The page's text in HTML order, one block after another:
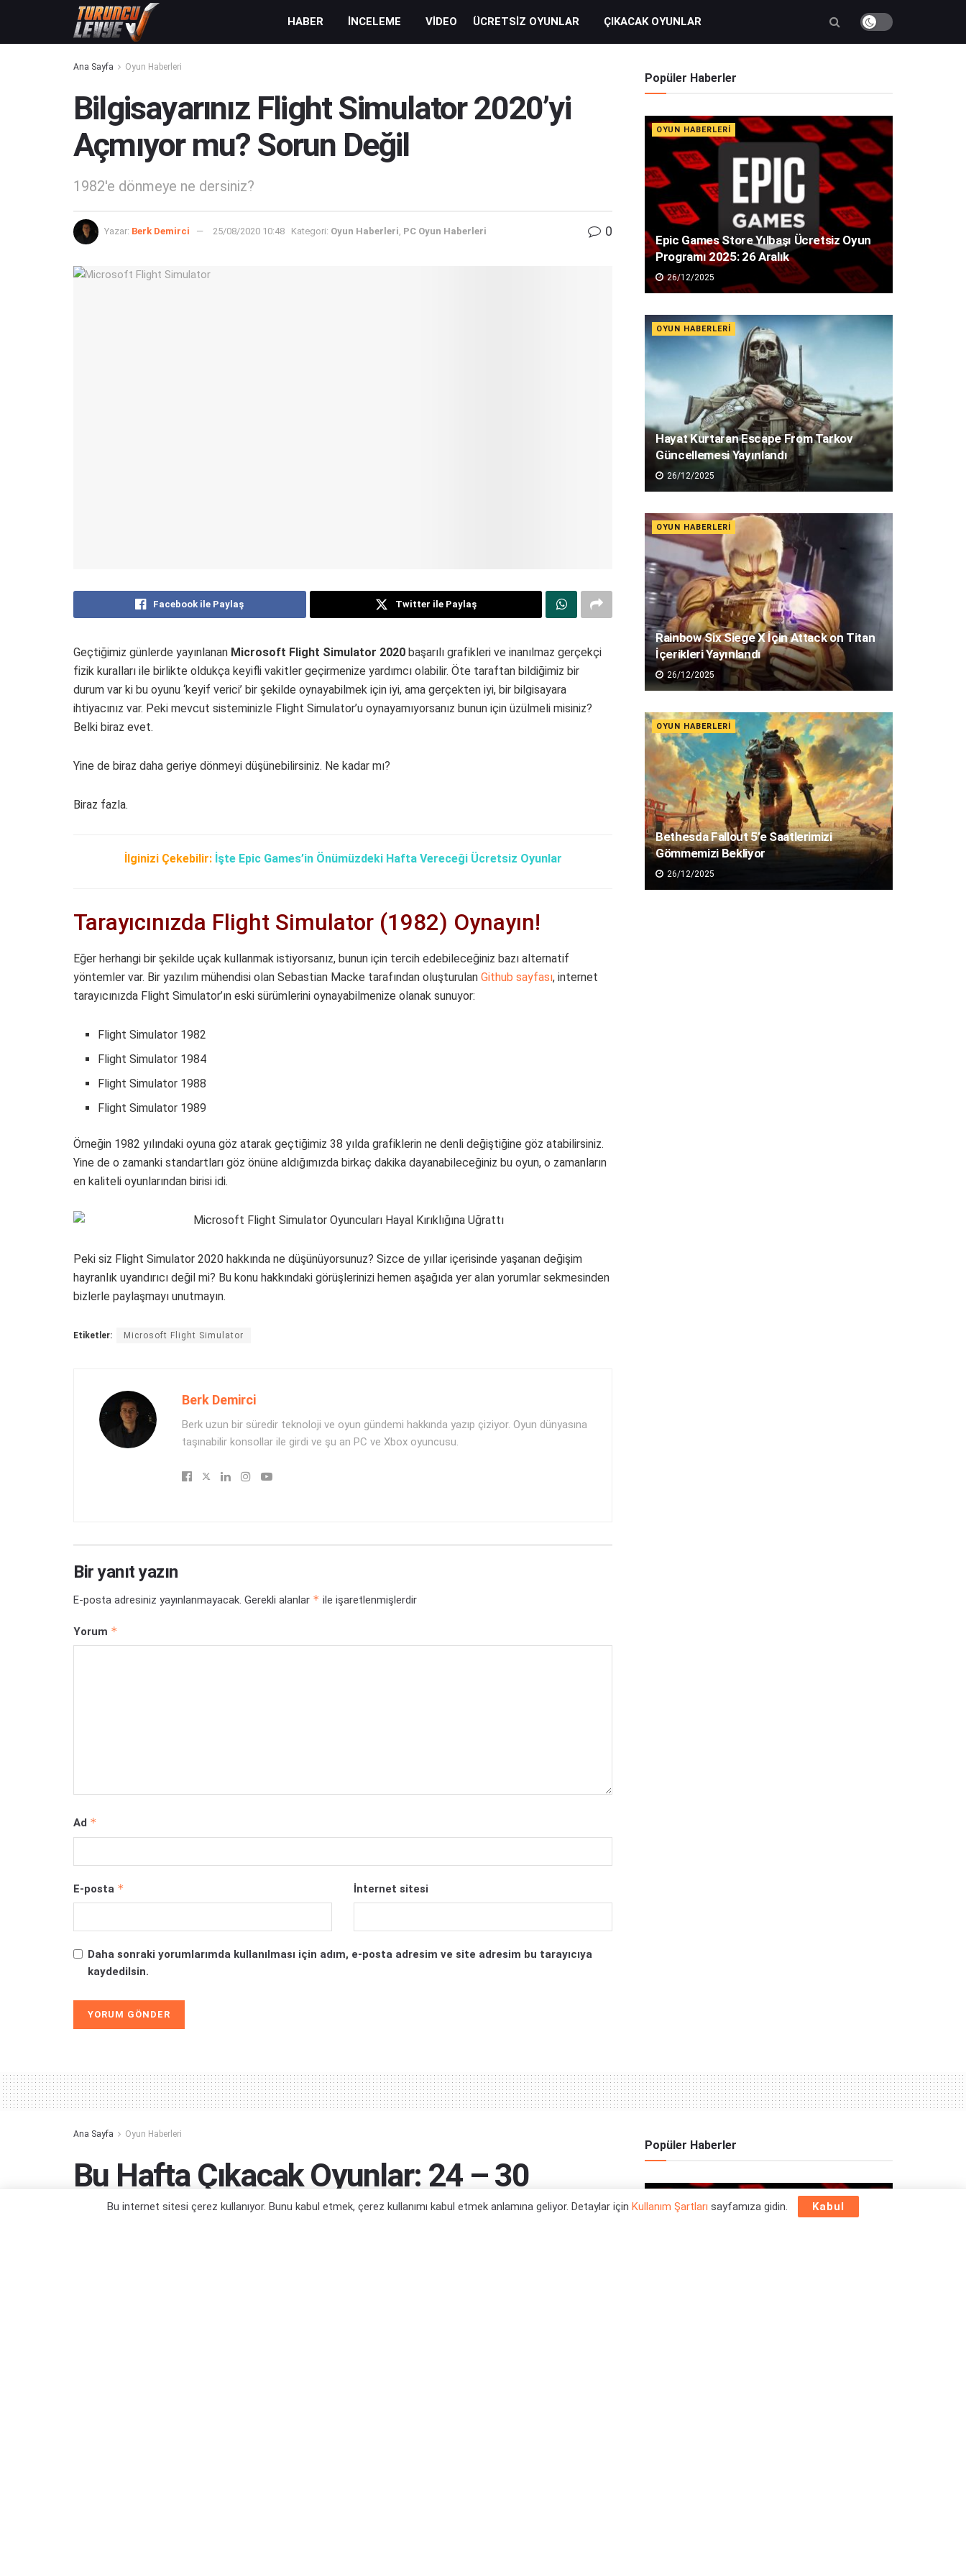
HABER İNCELEME VIDEO ÜCRETSIZ OYUNLAR ÇIKACAK OYUNLAR
Ana Sayfa Oyun Haberleri
Bilgisayarınız Flight Simulator 2020’yi
Açmıyor mu? Sorun Değil
1982'e dönmeye ne dersiniz?
Yazar: Berk Demirci 25/08/2020 10:48 Kategori: Oyun Haberleri PC Oyun Haberleri 0
Facebook ile Paylaş Twitter ile Paylaş
Geçtiğimiz günlerde yayınlanan Microsoft Flight Simulator 2020 başarılı grafikleri ve inanılmaz gerçekçi
fizik kuralları ile birlikte oldukça keyifli vakitler geçirmenize yardımcı olabilir. Öte taraftan bildiğimiz bir
durum var ki bu oyunu ‘keyif verici’ bir şekilde oynayabilmek için iyi, ama gerçekten iyi, bir bilgisayara
ihtiyacınız var. Peki mevcut sisteminizle Flight Simulator’u oynayamıyorsanız bunun için üzülmeli misiniz?
Belki biraz evet.
Yine de biraz daha geriye dönmeyi düşünebilirsiniz. Ne kadar mı?
Biraz fazla.
İlginizi Çekebilir: İşte Epic Games’in Önümüzdeki Hafta Vereceği Ücretsiz Oyunlar
Tarayıcınızda Flight Simulator (1982) Oynayın!
Eğer herhangi bir şekilde uçak kullanmak istiyorsanız, bunun için tercih edebileceğiniz bazı alternatif
yöntemler var. Bir yazılım mühendisi olan Sebastian Macke tarafından oluşturulan Github sayfası, internet
tarayıcınızda Flight Simulator’ın eski sürümlerini oynayabilmenize olanak sunuyor:
Flight Simulator 1982
Flight Simulator 1984
Flight Simulator 1988
Flight Simulator 1989
Örneğin 1982 yılındaki oyuna göz atarak geçtiğimiz 38 yılda grafiklerin ne denli değiştiğine göz atabilirsiniz.
Yine de o zamanki standartları göz önüne aldığımızda birkaç dakika dayanabileceğiniz bu oyun, o zamanların
en kaliteli oyunlarından birisi idi.
Peki siz Flight Simulator 2020 hakkında ne düşünüyorsunuz? Sizce de yıllar içerisinde yaşanan değişim
hayranlık uyandırıcı değil mi? Bu konu hakkındaki görüşlerinizi hemen aşağıda yer alan yorumlar sekmesinden
bizlerle paylaşmayı unutmayın.
Etiketler: Microsoft Flight Simulator
Berk Demirci
Berk uzun bir süredir teknoloji ve oyun gündemi hakkında yazıp çiziyor. Oyun dünyasına
taşınabilir konsollar ile girdi ve şu an PC ve Xbox oyuncusu.
Bir yanıt yazın
E-posta adresiniz yayınlanmayacak. Gerekli alanlar * ile işaretlenmişlerdir
Yorum *
Ad *
E-posta * İnternet sitesi
Daha sonraki yorumlarımda kullanılması için adım, e-posta adresim ve site adresim bu tarayıcıya
kaydedilsin.
Popüler Haberler
OYUN HABERLERI
Epic Games Store Yılbaşı Ücretsiz Oyun
Programı 2025: 26 Aralık
26/12/2025
OYUN HABERLERI
Hayat Kurtaran Escape From Tarkov
Güncellemesi Yayınlandı
26/12/2025
OYUN HABERLERI
Rainbow Six Siege X İçin Attack on Titan
İçerikleri Yayınlandı
26/12/2025
OYUN HABERLERI
Bethesda Fallout 5’e Saatlerimizi
Gömmemizi Bekliyor
26/12/2025
Ana Sayfa Oyun Haberleri
Bu Hafta Çıkacak Oyunlar: 24 – 30
Ağustos 2020
Popüler Haberler
Bu internet sitesi çerez kullanıyor. Bunu kabul etmek, çerez kullanımı kabul etmek anlamına geliyor. Detaylar için Kullanım Şartları sayfamıza gidin. Kabul